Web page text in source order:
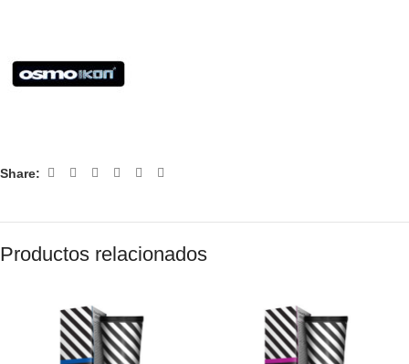
Share:
Productos relacionados